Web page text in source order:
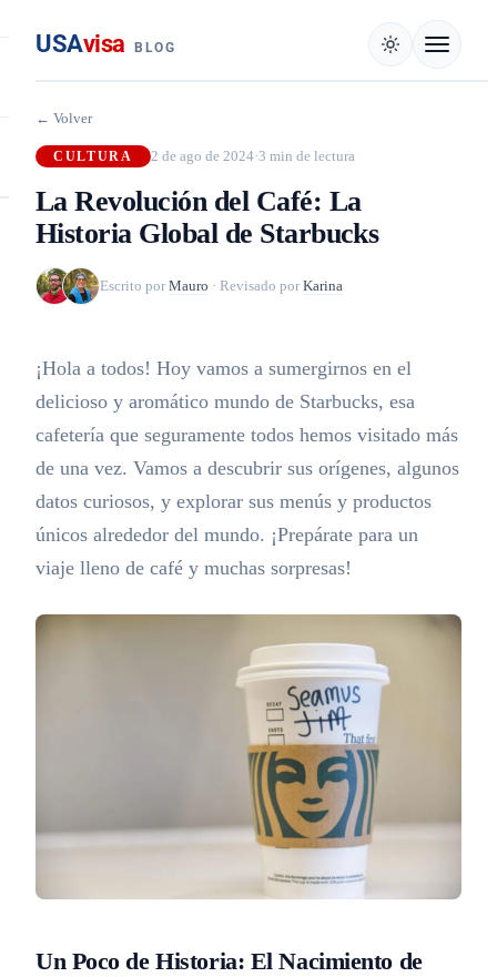
USAvisa BLOG
← Volver
CULTURA 2 de ago de 2024·3 min de lectura
La Revolución del Café: La
Historia Global de Starbucks
Escrito por Mauro · Revisado por Karina
¡Hola a todos! Hoy vamos a sumergirnos en el
delicioso y aromático mundo de Starbucks, esa
cafetería que seguramente todos hemos visitado más
de una vez. Vamos a descubrir sus orígenes, algunos
datos curiosos, y explorar sus menús y productos
únicos alrededor del mundo. ¡Prepárate para un
viaje lleno de café y muchas sorpresas!
Un Poco de Historia: El Nacimiento de